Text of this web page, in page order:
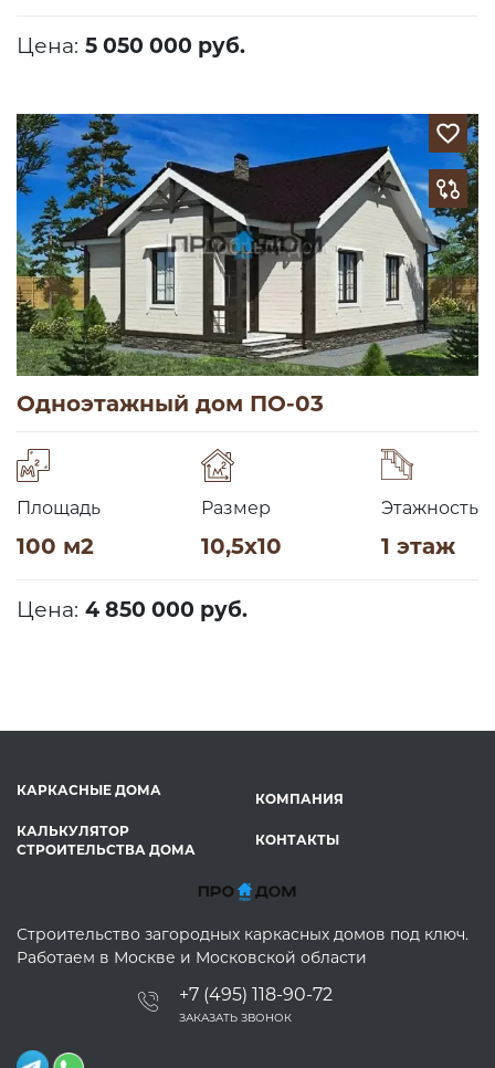
Цена: 5 050 000 руб.
Одноэтажный дом ПО-03
Площадь
100 м2
Размер
10,5х10
Этажность
1 этаж
Цена: 4 850 000 руб.
КАРКАСНЫЕ ДОМА
КАЛЬКУЛЯТОР
СТРОИТЕЛЬСТВА ДОМА
КОМПАНИЯ
КОНТАКТЫ
Строительство загородных каркасных домов под ключ.
Работаем в Москве и Московской области
+7 (495) 118-90-72
ЗАКАЗАТЬ ЗВОНОК